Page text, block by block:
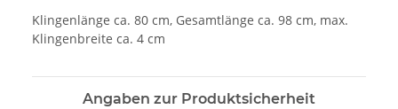
Klingenlänge ca. 80 cm, Gesamtlänge ca. 98 cm, max.
Klingenbreite ca. 4 cm
Angaben zur Produktsicherheit